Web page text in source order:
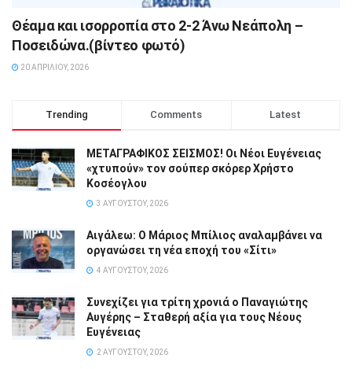
Θέαμα και ισορροπία στο 2-2 Άνω Νεάπολη –
Ποσειδώνα.(βίντεο φωτό)
20 ΑΠΡΙΛΊΟΥ, 2026
Trending Comments Latest
ΜΕΤΑΓΡΑΦΙΚΟΣ ΣΕΙΣΜΟΣ! Οι Νέοι Ευγένειας
«χτυπούν» τον σούπερ σκόρερ Χρήστο
Κοσέογλου
3 ΑΥΓΟΎΣΤΟΥ, 2026
Αιγάλεω: Ο Μάριος Μπίλιος αναλαμβάνει να
οργανώσει τη νέα εποχή του «Σίτι»
4 ΑΥΓΟΎΣΤΟΥ, 2026
Συνεχίζει για τρίτη χρονιά ο Παναγιώτης
Αυγέρης – Σταθερή αξία για τους Νέους
Ευγένειας
2 ΑΥΓΟΎΣΤΟΥ, 2026